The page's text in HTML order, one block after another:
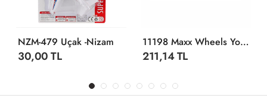
NZM-479 Uçak -Nizam
30,00 TL
11198 Maxx Wheels Yolcu Uçak Kit Seti
211,14 TL